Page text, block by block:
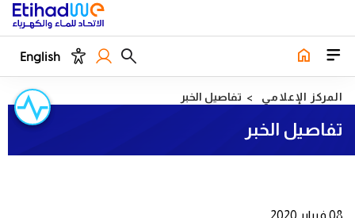
English
المركز الإعلامي تفاصيل الخبر
تفاصيل الخبر
08 فبراير 2020